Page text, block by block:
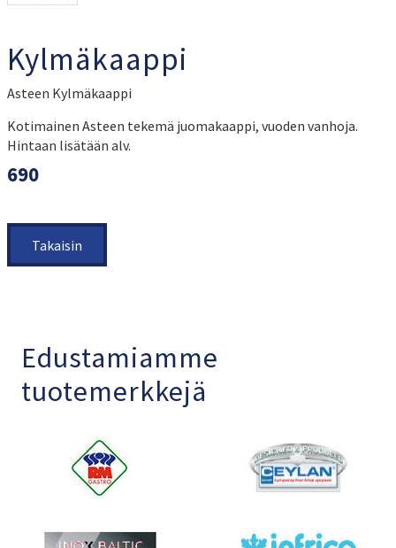
Kylmäkaappi
Asteen Kylmäkaappi
Kotimainen Asteen tekemä juomakaappi, vuoden vanhoja.
Hintaan lisätään alv.
690
Takaisin
Edustamiamme
tuotemerkkejä